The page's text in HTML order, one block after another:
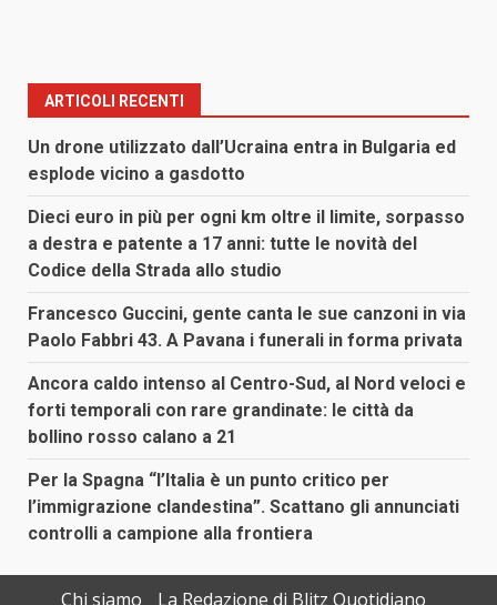
ARTICOLI RECENTI
Un drone utilizzato dall’Ucraina entra in Bulgaria ed
esplode vicino a gasdotto
Dieci euro in più per ogni km oltre il limite, sorpasso
a destra e patente a 17 anni: tutte le novità del
Codice della Strada allo studio
Francesco Guccini, gente canta le sue canzoni in via
Paolo Fabbri 43. A Pavana i funerali in forma privata
Ancora caldo intenso al Centro-Sud, al Nord veloci e
forti temporali con rare grandinate: le città da
bollino rosso calano a 21
Per la Spagna “l’Italia è un punto critico per
l’immigrazione clandestina”. Scattano gli annunciati
controlli a campione alla frontiera
Chi siamo La Redazione di Blitz Quotidiano